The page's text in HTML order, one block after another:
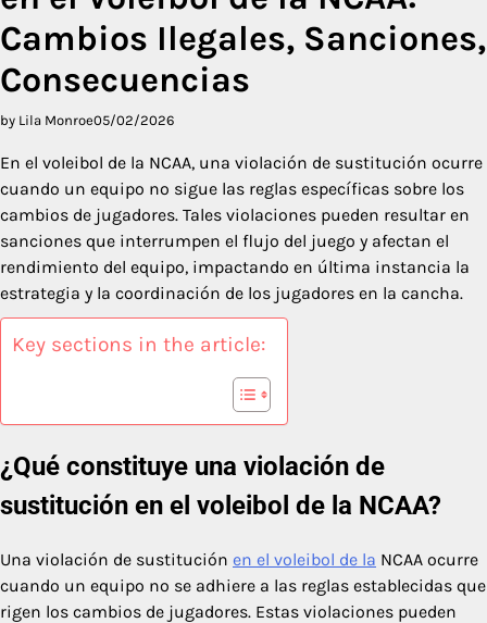
Cambios Ilegales, Sanciones,
Consecuencias
by Lila Monroe05/02/2026
En el voleibol de la NCAA, una violación de sustitución ocurre
cuando un equipo no sigue las reglas específicas sobre los
cambios de jugadores. Tales violaciones pueden resultar en
sanciones que interrumpen el flujo del juego y afectan el
rendimiento del equipo, impactando en última instancia la
estrategia y la coordinación de los jugadores en la cancha.
Key sections in the article:
¿Qué constituye una violación de
sustitución en el voleibol de la NCAA?
Una violación de sustitución en el voleibol de la NCAA ocurre
cuando un equipo no se adhiere a las reglas establecidas que
rigen los cambios de jugadores. Estas violaciones pueden